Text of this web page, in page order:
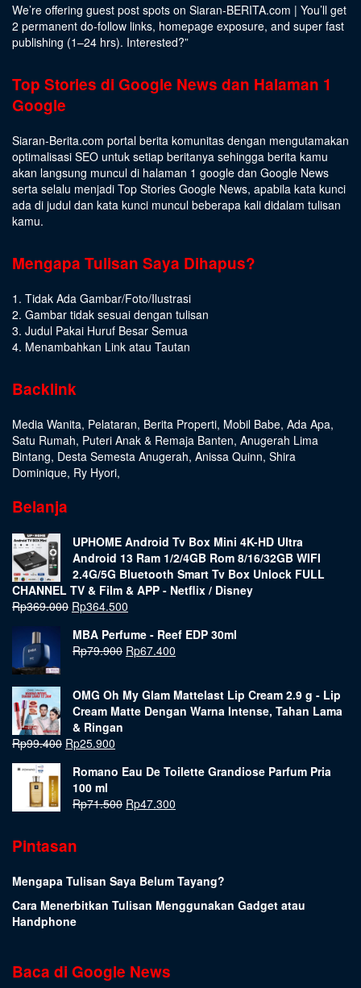
We’re offering guest post spots on Siaran-BERITA.com | You’ll get
2 permanent do-follow links, homepage exposure, and super fast
publishing (1–24 hrs). Interested?”
Top Stories di Google News dan Halaman 1
Google
Siaran-Berita.com portal berita komunitas dengan mengutamakan
optimalisasi SEO untuk setiap beritanya sehingga berita kamu
akan langsung muncul di halaman 1 google dan Google News
serta selalu menjadi Top Stories Google News, apabila kata kunci
ada di judul dan kata kunci muncul beberapa kali didalam tulisan
kamu.
Mengapa Tulisan Saya Dihapus?
1. Tidak Ada Gambar/Foto/Ilustrasi
2. Gambar tidak sesuai dengan tulisan
3. Judul Pakai Huruf Besar Semua
4. Menambahkan Link atau Tautan
Backlink
Media Wanita, Pelataran, Berita Properti, Mobil Babe, Ada Apa,
Satu Rumah, Puteri Anak & Remaja Banten, Anugerah Lima
Bintang, Desta Semesta Anugerah, Anissa Quinn, Shira
Dominique, Ry Hyori,
Belanja
UPHOME Android Tv Box Mini 4K-HD Ultra
Android 13 Ram 1/2/4GB Rom 8/16/32GB WIFI
2.4G/5G Bluetooth Smart Tv Box Unlock FULL
CHANNEL TV & Film & APP - Netflix / Disney
Rp369.000 Rp364.500
MBA Perfume - Reef EDP 30ml
Rp79.900 Rp67.400
OMG Oh My Glam Mattelast Lip Cream 2.9 g - Lip
Cream Matte Dengan Warna Intense, Tahan Lama
& Ringan
Rp99.400 Rp25.900
Romano Eau De Toilette Grandiose Parfum Pria
100 ml
Rp71.500 Rp47.300
Pintasan
Mengapa Tulisan Saya Belum Tayang?
Cara Menerbitkan Tulisan Menggunakan Gadget atau
Handphone
Baca di Google News